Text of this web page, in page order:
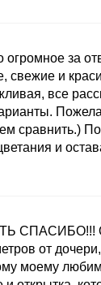
огромное за
свежие и
все
сравнить.)
и
СПАСИБО!!!
от
моему